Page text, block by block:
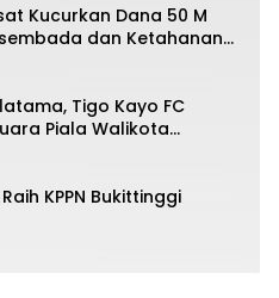
Kucurkan Dana 50 M
dan Ketahanan
50 Kota
Tigo Kayo FC
Piala Walikota
KPPN Bukittinggi